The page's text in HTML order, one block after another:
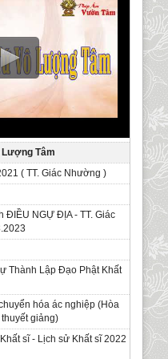
Lượng Tâm
( TT. Giác Nhường )
ÐIỀU NGỰ ĐỊA - TT. Giác
Thành Lập Đạo Phật Khất
hóa ác nghiệp (Hòa
giảng)
sĩ - Lịch sử Khất sĩ 2022